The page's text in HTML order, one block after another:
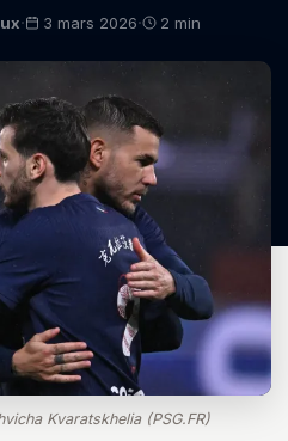
· 3 mars 2026· 2 min
Kvaratskhelia (PSG.FR)